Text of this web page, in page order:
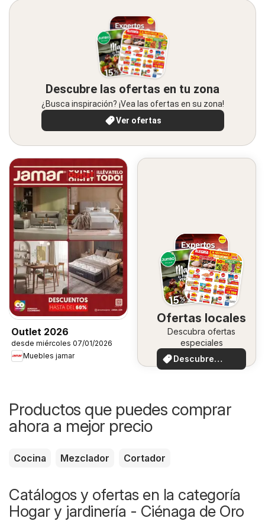
Descubre las ofertas en tu zona
¿Busca inspiración? ¡Vea las ofertas en su zona!
Ver ofertas
Outlet 2026
desde miércoles 07/01/2026
Muebles jamar
Ofertas locales
Descubra ofertas
especiales
Descubre
ofertas
Productos que puedes comprar
ahora a mejor precio
Cocina Mezclador Cortador
Catálogos y ofertas en la categoría
Hogar y jardinería - Ciénaga de Oro